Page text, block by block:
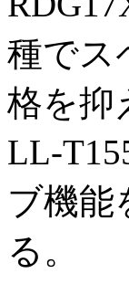
種でス
格を抑
LL-
ブ機能
る。